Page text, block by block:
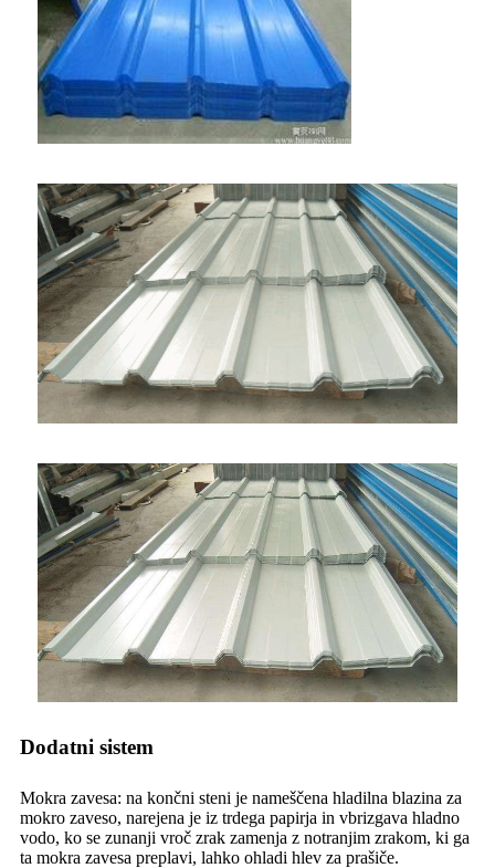
Dodatni sistem
Mokra zavesa: na končni steni je nameščena hladilna blazina za
mokro zaveso, narejena je iz trdega papirja in vbrizgava hladno
vodo, ko se zunanji vroč zrak zamenja z notranjim zrakom, ki ga
ta mokra zavesa preplavi, lahko ohladi hlev za prašiče.